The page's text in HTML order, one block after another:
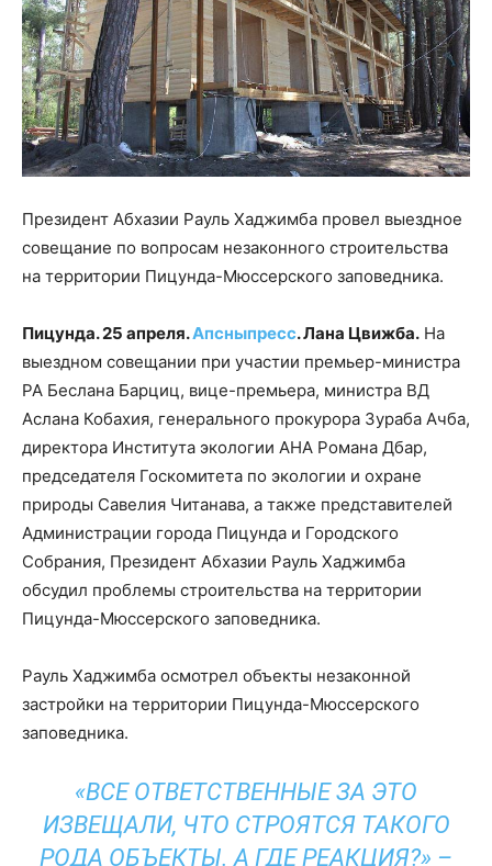
Президент Абхазии Рауль Хаджимба провел выездное
совещание по вопросам незаконного строительства
на территории Пицунда-Мюссерского заповедника.
Пицунда. 25 апреля.Апсныпресс. Лана Цвижба. На
выездном совещании при участии премьер-министра
РА Беслана Барциц, вице-премьера, министра ВД
Аслана Кобахия, генерального прокурора Зураба Ачба,
директора Института экологии АНА Романа Дбар,
председателя Госкомитета по экологии и охране
природы Савелия Читанава, а также представителей
Администрации города Пицунда и Городского
Собрания, Президент Абхазии Рауль Хаджимба
обсудил проблемы строительства на территории
Пицунда-Мюссерского заповедника.
Рауль Хаджимба осмотрел объекты незаконной
застройки на территории Пицунда-Мюссерского
заповедника.
«ВСЕ ОТВЕТСТВЕННЫЕ ЗА ЭТО
ИЗВЕЩАЛИ, ЧТО СТРОЯТСЯ ТАКОГО
РОДА ОБЪЕКТЫ. А ГДЕ РЕАКЦИЯ?» –